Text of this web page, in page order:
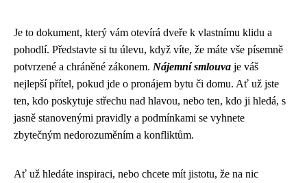
Je to dokument, který vám otevírá dveře k vlastnímu klidu a
pohodlí. Představte si tu úlevu, když víte, že máte vše písemně
potvrzené a chráněné zákonem. Nájemní smlouva je váš
nejlepší přítel, pokud jde o pronájem bytu či domu. Ať už jste
ten, kdo poskytuje střechu nad hlavou, nebo ten, kdo ji hledá, s
jasně stanovenými pravidly a podmínkami se vyhnete
zbytečným nedorozuměním a konfliktům.
Ať už hledáte inspiraci, nebo chcete mít jistotu, že na nic